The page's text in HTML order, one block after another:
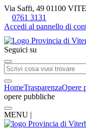
Via Saffi, 49 01100
0761 3131
Accedi al pannello di
Seguici su
HomeTrasparenzaOpere
opere pubbliche
MENU |